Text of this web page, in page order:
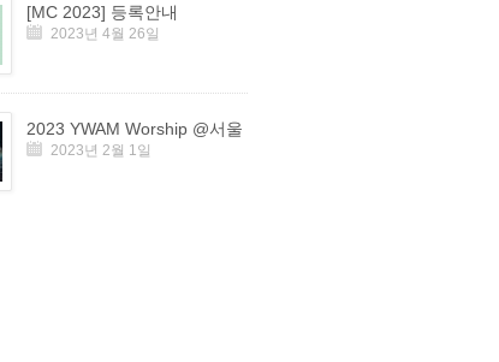
[MC 2023] 등록안내
2023년 4월 26일
2023 YWAM Worship @서울
2023년 2월 1일